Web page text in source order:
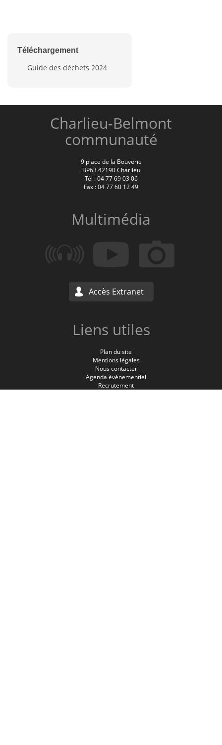
Téléchargement
Guide des déchets 2024
Charlieu-Belmont
communauté
9 place de la Bouverie
BP63 42190 Charlieu
Tél : 04 77 69 03 06
Fax : 04 77 60 12 49
Multimédia
Accès Extranet
Liens utiles
Plan du site
Mentions légales
Nous contacter
Agenda événementiel
Recrutement